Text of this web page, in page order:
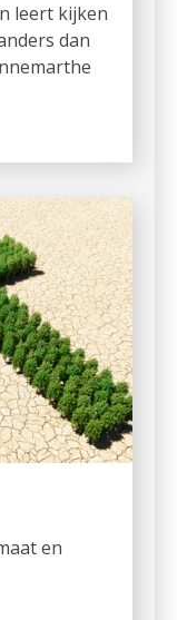
leert kijken
dan
en